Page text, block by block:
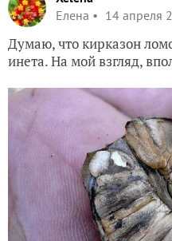
Елена
14 апреля
Думаю, что кирказон
инета. На мой взгляд,